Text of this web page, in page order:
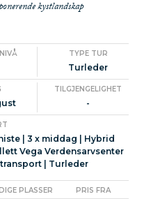
kystlandskap
TYPE TUR
Turleder
TILGJENGELIGHET
-
| 3 x middag | Hybrid
Vega Verdensarvsenter
| Turleder
PLASSER PRIS FRA